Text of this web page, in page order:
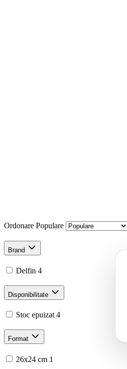
Ordonare Populare
Brand
Delfin 4
Disponibilitate
Stoc epuizat 4
Format
26x24 cm 1